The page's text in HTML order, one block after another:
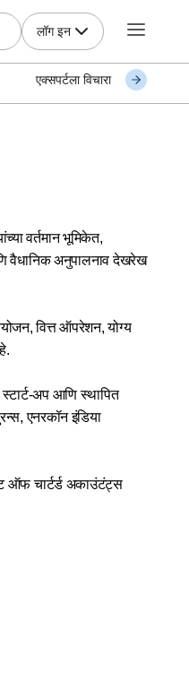
लॉग इन
एक्सपर्टला विचारा
वर्तमान भूमिकेत,
वैधानिक अनुपालनाव देखरेख
वित्त ऑपरेशन, योग्य
स्टार्ट-अप आणि स्थापित
एनरकॉन इंडिया
ऑफ चार्टर्ड अकाउंटंट्स